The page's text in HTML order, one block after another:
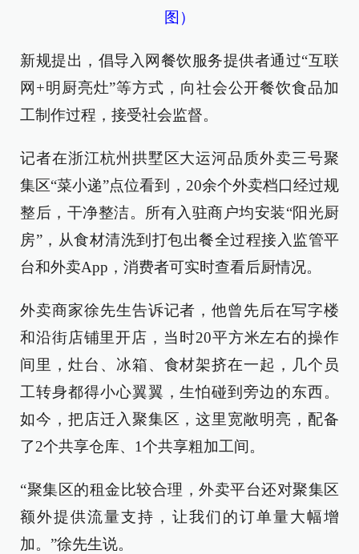
图）
新规提出，倡导入网餐饮服务提供者通过“互联
网+明厨亮灶”等方式，向社会公开餐饮食品加
工制作过程，接受社会监督。
记者在浙江杭州拱墅区大运河品质外卖三号聚
集区“菜小递”点位看到，20余个外卖档口经过规
整后，干净整洁。所有入驻商户均安装“阳光厨
房”，从食材清洗到打包出餐全过程接入监管平
台和外卖App，消费者可实时查看后厨情况。
外卖商家徐先生告诉记者，他曾先后在写字楼
和沿街店铺里开店，当时20平方米左右的操作
间里，灶台、冰箱、食材架挤在一起，几个员
工转身都得小心翼翼，生怕碰到旁边的东西。
如今，把店迁入聚集区，这里宽敞明亮，配备
了2个共享仓库、1个共享粗加工间。
“聚集区的租金比较合理，外卖平台还对聚集区
额外提供流量支持，让我们的订单量大幅增
加。”徐先生说。